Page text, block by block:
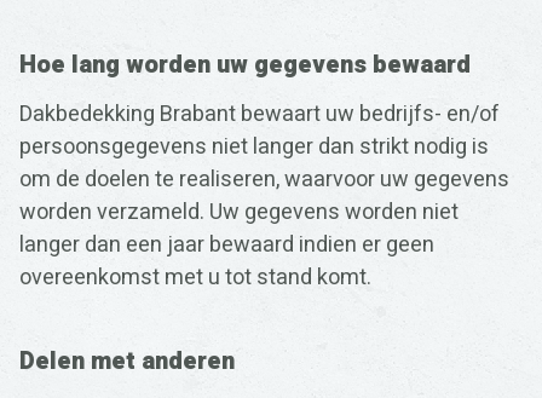
Hoe lang worden uw gegevens bewaard
Dakbedekking Brabant bewaart uw bedrijfs- en/of
persoonsgegevens niet langer dan strikt nodig is
om de doelen te realiseren, waarvoor uw gegevens
worden verzameld. Uw gegevens worden niet
langer dan een jaar bewaard indien er geen
overeenkomst met u tot stand komt.
Delen met anderen